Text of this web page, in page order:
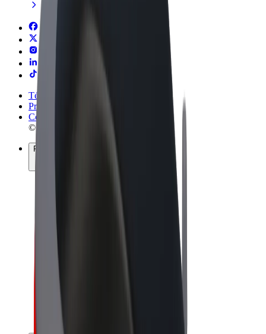
Términos y Condiciones
Privacidad
Cookies
© 2026 Bolt Technology OÜ
Productos
Bolt Food
Bolt Drive
Bolt para empresas
Bolt Plus